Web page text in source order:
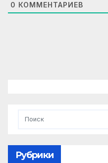
0 КОММЕНТАРИЕВ
Рубрики